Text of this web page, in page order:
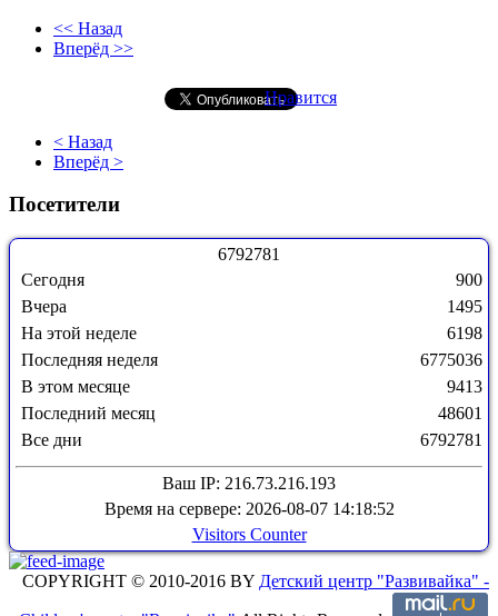
<< Назад
Вперёд >>
Нравится
< Назад
Вперёд >
Посетители
6792781
Сегодня
Вчера
На этой неделе
Последняя неделя
В этом месяце
Последний месяц
Все дни
900
1495
6198
6775036
9413
48601
6792781
Ваш IP: 216.73.216.193
Время на сервере: 2026-08-07 14:18:52
Visitors Counter
COPYRIGHT © 2010-2016 BY Детский центр "Развивайка" -